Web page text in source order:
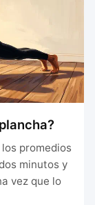
promedios
minutos y
vez que lo